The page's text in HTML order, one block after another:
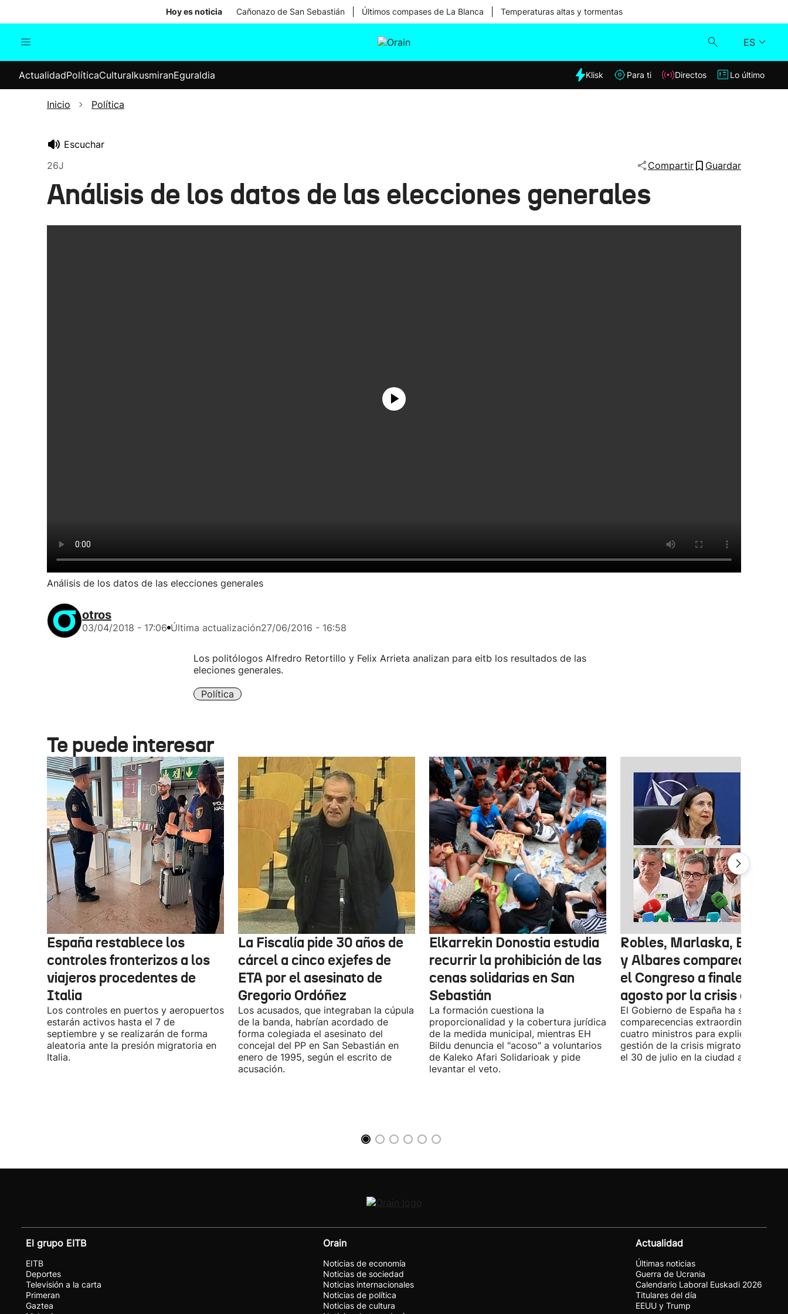
Hoy es noticia Cañonazo de San Sebastián Últimos compases de La Blanca Temperaturas altas y tormentas
ES
Internacional
Elecciones
Klisk
ActualidadPolíticaCulturaIkusmiranEguraldia Klisk Para ti Directos Lo último
Inicio Política
Escuchar
26J
Compartir Guardar
Análisis de los datos de las elecciones generales
Análisis de los datos de las elecciones generales
otros
03/04/2018 - 17:06 Última actualización27/06/2016 - 16:58
Los politólogos Alfredro Retortillo y Felix Arrieta analizan para eitb los resultados de las
eleciones generales.
Política
Te puede interesar
España restablece los
controles fronterizos a los
viajeros procedentes de
Italia
Los controles en puertos y aeropuertos
estarán activos hasta el 7 de
septiembre y se realizarán de forma
aleatoria ante la presión migratoria en
Italia.
La Fiscalía pide 30 años de
cárcel a cinco exjefes de
ETA por el asesinato de
Gregorio Ordóñez
Los acusados, que integraban la cúpula
de la banda, habrían acordado de
forma colegiada el asesinato del
concejal del PP en San Sebastián en
enero de 1995, según el escrito de
acusación.
Elkarrekin Donostia estudia
recurrir la prohibición de las
cenas solidarias en San
Sebastián
La formación cuestiona la
proporcionalidad y la cobertura jurídica
de la medida municipal, mientras EH
Bildu denuncia el "acoso" a voluntarios
de Kaleko Afari Solidarioak y pide
levantar el veto.
Robles, Marlaska, Bolaños
y Albares comparecerán
el Congreso a finales de
agosto por la crisis de
El Gobierno de España ha solicitado
comparecencias extraordinarias de
cuatro ministros para explicar la
gestión de la crisis migratoria
el 30 de julio en la ciudad autónoma.
El grupo EITB
EITB
Deportes
Televisión a la carta
Primeran
Gaztea
Orain
Noticias de economía
Noticias de sociedad
Noticias internacionales
Noticias de política
Noticias de cultura
Actualidad
Últimas noticias
Guerra de Ucrania
Calendario Laboral Euskadi 2026
Titulares del día
EEUU y Trump